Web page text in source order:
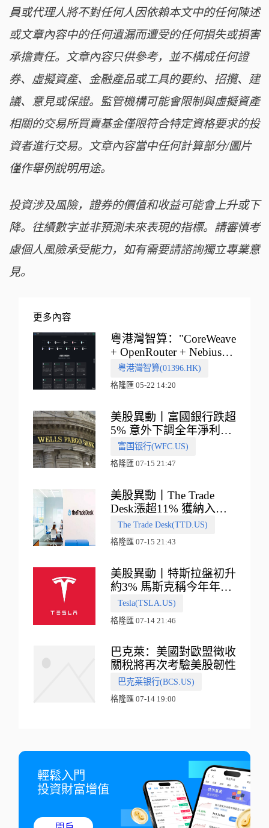
員或代理人將不對任何人因依賴本文中的任何陳述
或文章內容中的任何遺漏而遭受的任何損失或損害
承擔責任。文章內容只供參考，並不構成任何證
券、虛擬資產、金融產品或工具的要約、招攬、建
議、意見或保證。監管機構可能會限制與虛擬資產
相關的交易所買賣基金僅限符合特定資格要求的投
資者進行交易。文章內容當中任何計算部分/圖片
僅作舉例說明用途。
投資涉及風險，證券的價值和收益可能會上升或下
降。往績數字並非預測未來表現的指標。請審慎考
慮個人風險承受能力，如有需要請諮詢獨立專業意
見。
更多內容
粵港灣智算："CoreWeave
+ OpenRouter + Nebius"
多向融合的中國智算新範
式
粵港灣智算(01396.HK)
格隆匯 05-22 14:20
美股異動丨富國銀行跌超
5% 意外下調全年淨利息
收入指引
富国银行(WFC.US)
格隆匯 07-15 21:47
美股異動丨The Trade
Desk漲超11% 獲納入標
普500指數
The Trade Desk(TTD.US)
格隆匯 07-15 21:43
美股異動丨特斯拉盤初升
約3% 馬斯克稱今年年底
會有‘史詩級震撼’的演示
Tesla(TSLA.US)
格隆匯 07-14 21:46
巴克萊：美國對歐盟徵收
關稅將再次考驗美股韌性
巴克莱银行(BCS.US)
格隆匯 07-14 19:00
輕鬆入門
投資財富增值